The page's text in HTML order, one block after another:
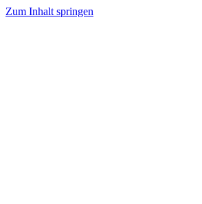
Zum Inhalt springen